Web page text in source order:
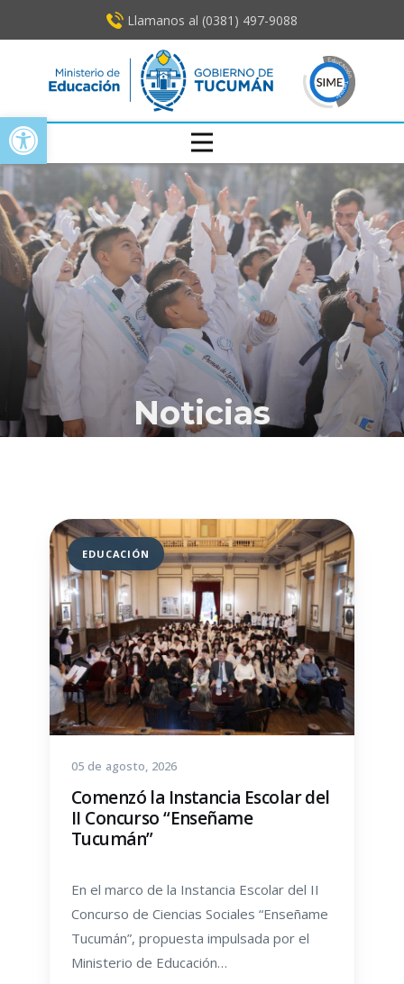
Open toolbar
Llamanos al (0381) ​497-9088
Noticias
EDUCACIÓN
05 de agosto, 2026
Comenzó la Instancia Escolar del
II Concurso “Enseñame
Tucumán”
En el marco de la Instancia Escolar del II
Concurso de Ciencias Sociales “Enseñame
Tucumán”, propuesta impulsada por el
Ministerio de Educación…